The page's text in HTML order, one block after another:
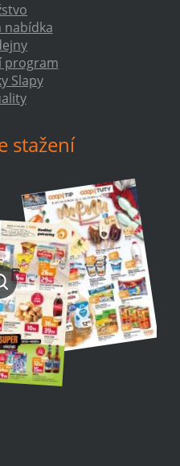
nabídka
program
Slapy
stažení